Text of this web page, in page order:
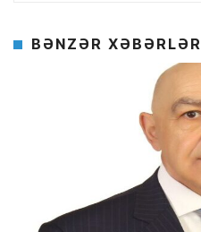
BƏNZƏR XƏBƏRLƏR